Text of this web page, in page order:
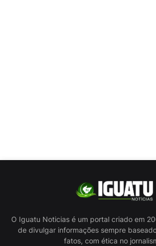
O Iguatu Noticias é um portal criado em
de divulgar informações sempre
fatos, com ética no